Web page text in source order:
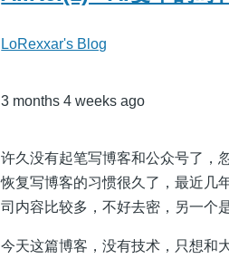
LoRexxar's Blog
3 months 4 weeks ago
许久没有起笔写博客和公众号了，
恢复写博客的习惯很久了，最近几
司内容比较多，不好去密，另一个
今天这篇博客，没有技术，只想和